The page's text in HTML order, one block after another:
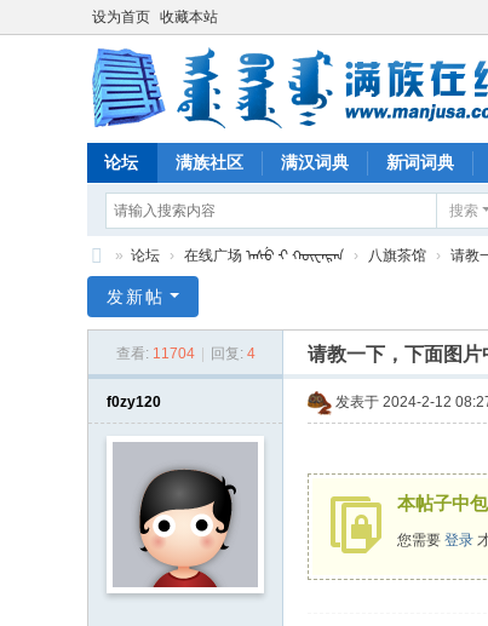
设为首页 收藏本站
论坛 满族社区 满汉词典 新词词典
搜索
族
» 论坛 › 在线广场 ᠠᠰᡠ ᠊ᡳ ᡴᡡᠸᠠᡵᠠᠨ › 八旗茶馆 › 请教
发新帖
查看: 11704 回复: 4 请教一下，下面图
f0zy120 发表于 2024-2-12
本帖子中
您需要 登录